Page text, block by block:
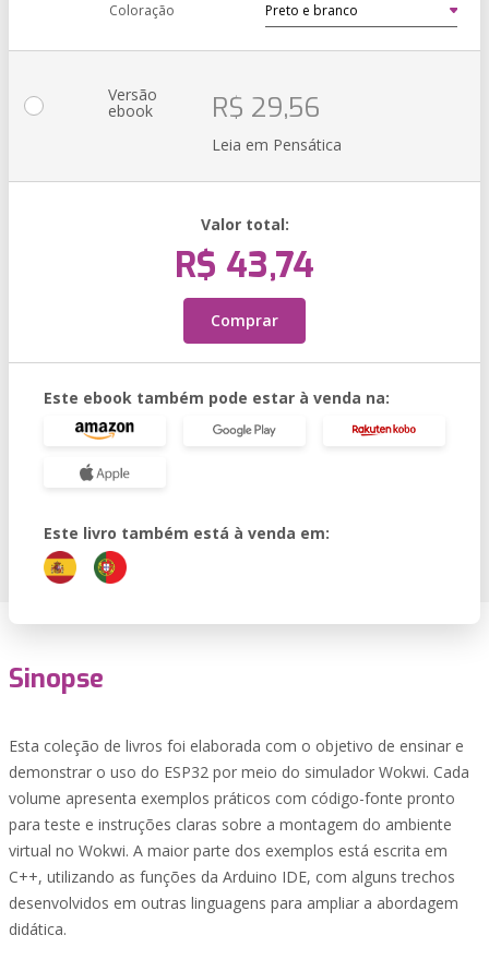
Coloração
Versão
ebook R$ 29,56
Leia em Pensática
Valor total:
R$ 43,74
Comprar
Este ebook também pode estar à venda na:
Este livro também está à venda em:
Sinopse
Esta coleção de livros foi elaborada com o objetivo de ensinar e
demonstrar o uso do ESP32 por meio do simulador Wokwi. Cada
volume apresenta exemplos práticos com código-fonte pronto
para teste e instruções claras sobre a montagem do ambiente
virtual no Wokwi. A maior parte dos exemplos está escrita em
C++, utilizando as funções da Arduino IDE, com alguns trechos
desenvolvidos em outras linguagens para ampliar a abordagem
didática.